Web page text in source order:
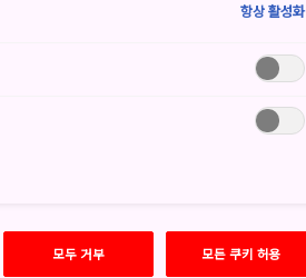
항상 활성화
모두 거부 모든 쿠키 허용